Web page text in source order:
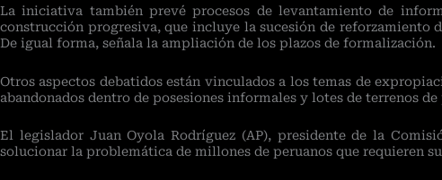
La iniciativa también prevé procesos de levantamiento de
construcción progresiva, que incluye la sucesión de reforzamiento
De igual forma, señala la ampliación de los plazos de formalización.
Otros aspectos debatidos están vinculados a los temas de
abandonados dentro de posesiones informales y lotes de terrenos
El legislador Juan Oyola Rodríguez (AP), presidente de la
solucionar la problemática de millones de peruanos que requieren